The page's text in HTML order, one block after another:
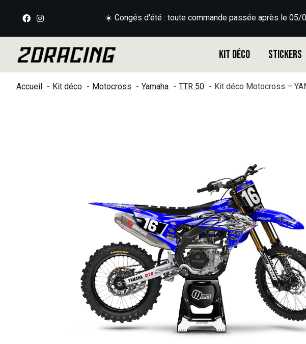
☀️ Congés d'été : toute commande passée après le
Kit déco Stickers
Accueil Kit déco Motocross Yamaha TTR 50 Kit déco Motocross –